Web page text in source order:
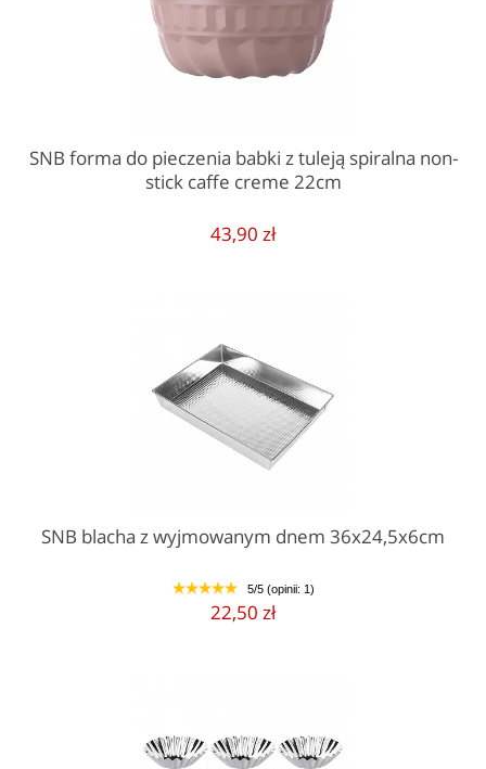
SNB forma do pieczenia babki z tuleją spiralna non-
stick caffe creme 22cm
43,90 zł
SNB blacha z wyjmowanym dnem 36x24,5x6cm
1 2 3 4 5 5/5 (opinii: 1)
22,50 zł